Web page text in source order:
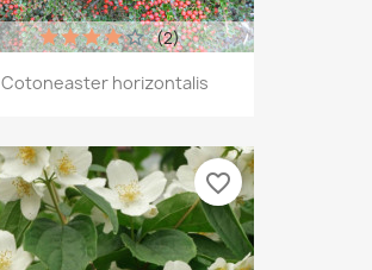
Cotoneaster horizontalis
(2)
favorite_border